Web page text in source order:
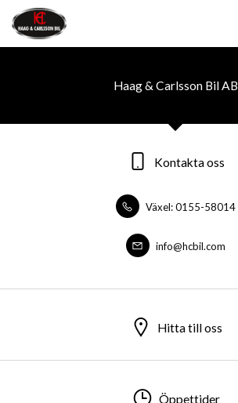
Haag & Carlsson Bil AB
Kontakta oss
Växel: 0155-58014
info@hcbil.com
Hitta till oss
Öppettider